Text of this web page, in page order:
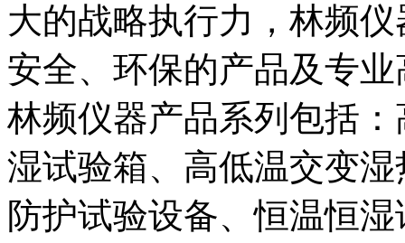
大的战略执行力，林频
安全、环保的产品及专
林频仪器产品系列包括
湿试验箱、高低温交变
防护试验设备、恒温恒